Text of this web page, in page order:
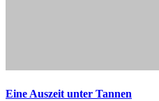
Eine Auszeit unter Tannen